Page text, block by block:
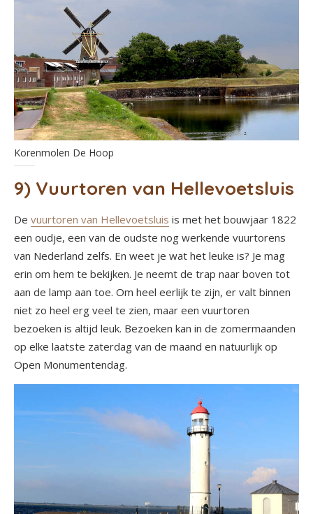
Korenmolen De Hoop
9) Vuurtoren van Hellevoetsluis
De vuurtoren van Hellevoetsluis is met het bouwjaar 1822
een oudje, een van de oudste nog werkende vuurtorens
van Nederland zelfs. En weet je wat het leuke is? Je mag
erin om hem te bekijken. Je neemt de trap naar boven tot
aan de lamp aan toe. Om heel eerlijk te zijn, er valt binnen
niet zo heel erg veel te zien, maar een vuurtoren
bezoeken is altijd leuk. Bezoeken kan in de zomermaanden
op elke laatste zaterdag van de maand en natuurlijk op
Open Monumentendag.